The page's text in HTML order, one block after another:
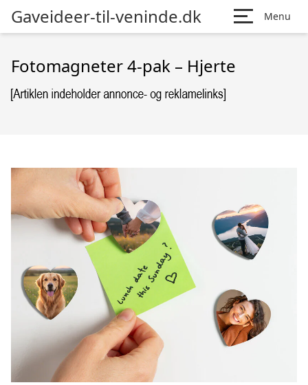
Gaveideer-til-veninde.dk Menu
Fotomagneter 4-pak – Hjerte